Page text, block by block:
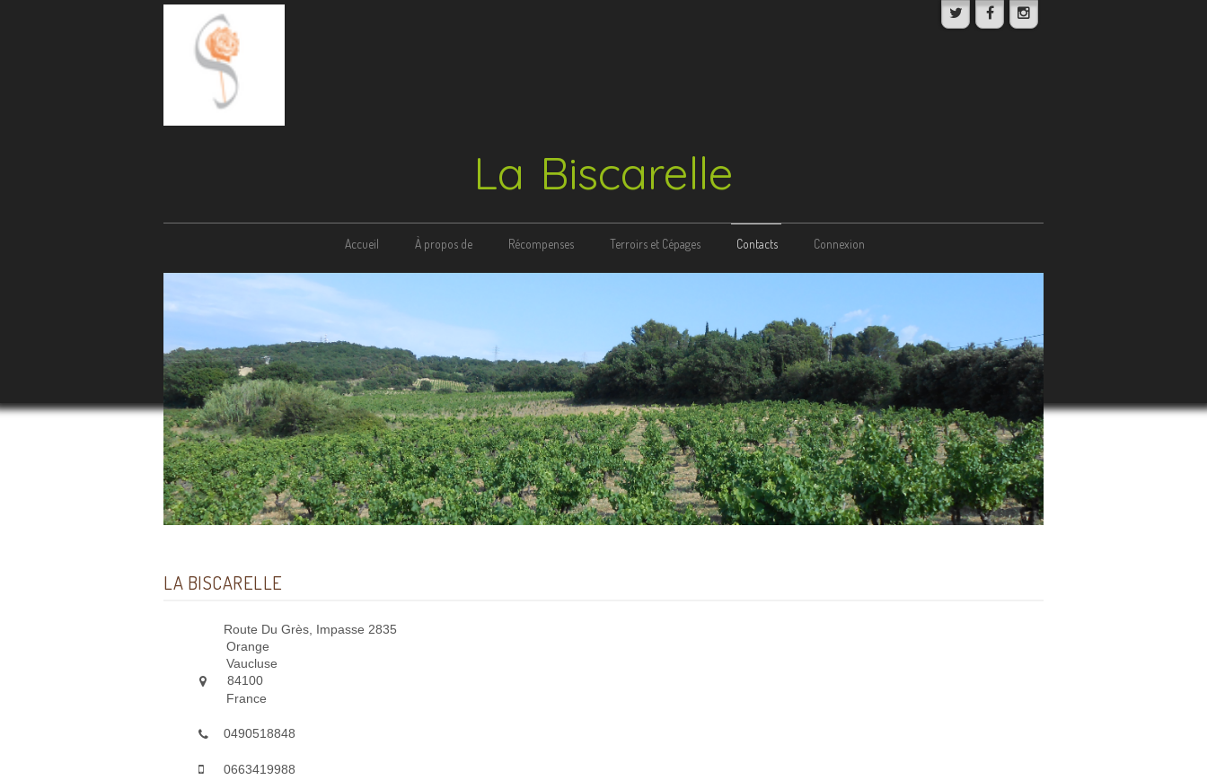
La Biscarelle
Accueil À propos de Récompenses Terroirs et Cépages Contacts Connexion
LA BISCARELLE
Route Du Grès, Impasse 2835
Orange
Vaucluse
84100
France
0490518848
0663419988